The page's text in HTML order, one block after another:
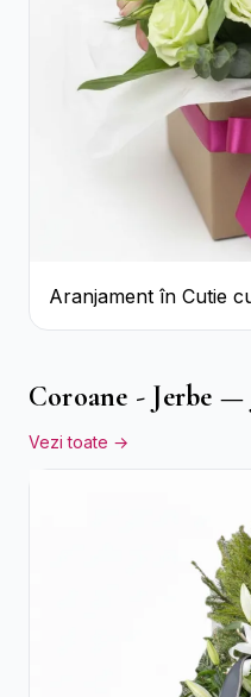
Aranjament în Cutie
Trandafiri Roz
Coroane - Jerbe —
Vezi toate →